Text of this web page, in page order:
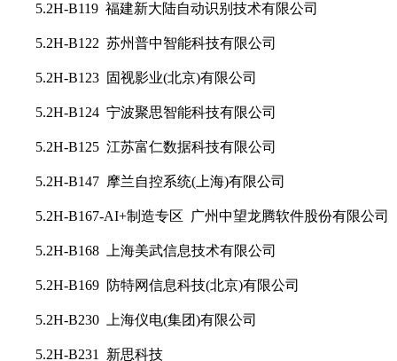
5.2H-B119 福建新大陆自动识别技术有限公司
5.2H-B122 苏州普中智能科技有限公司
5.2H-B123 固视影业(北京)有限公司
5.2H-B124 宁波聚思智能科技有限公司
5.2H-B125 江苏富仁数据科技有限公司
5.2H-B147 摩兰自控系统(上海)有限公司
5.2H-B167-AI+制造专区 广州中望龙腾软件股份有限公司
5.2H-B168 上海美武信息技术有限公司
5.2H-B169 防特网信息科技(北京)有限公司
5.2H-B230 上海仪电(集团)有限公司
5.2H-B231 新思科技